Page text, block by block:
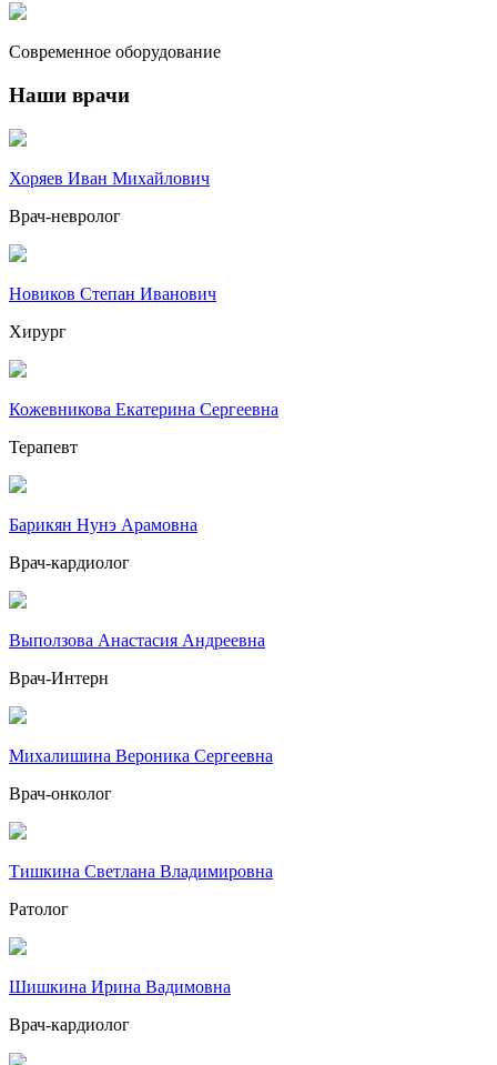
Современное оборудование
Наши врачи
Хоряев Иван Михайлович
Врач-невролог
Новиков Степан Иванович
Хирург
Кожевникова Екатерина Сергеевна
Терапевт
Барикян Нунэ Арамовна
Врач-кардиолог
Выползова Анастасия Андреевна
Врач-Интерн
Михалишина Вероника Сергеевна
Врач-онколог
Тишкина Светлана Владимировна
Ратолог
Шишкина Ирина Вадимовна
Врач-кардиолог